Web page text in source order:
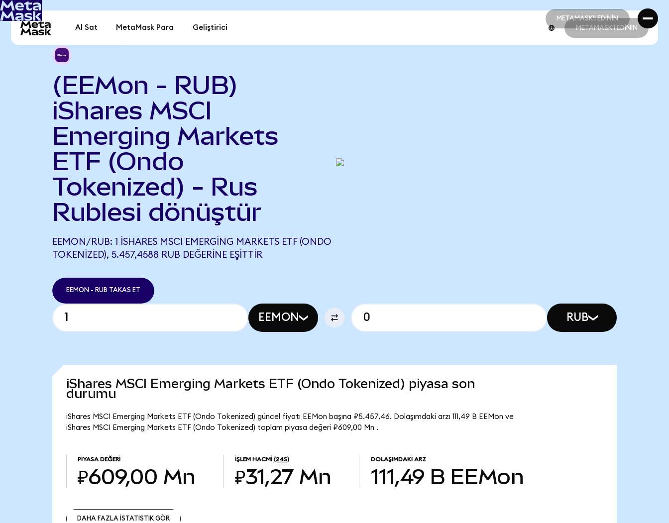
METAMASK'I EDİNİN
METAMASK'I EDİNİN
Al Sat MetaMask Para Geliştirici METAMASK'I EDİNİN
(EEMon - RUB)
iShares MSCI
Emerging Markets
ETF (Ondo
Tokenized) - Rus
Rublesi dönüştür
EEMON/RUB: 1 ISHARES MSCI EMERGING MARKETS ETF (ONDO
TOKENIZED), 5.457,4588 RUB DEĞERINE EŞITTIR
EEMON - RUB TAKAS ET
EEMON RUB
iShares MSCI Emerging Markets ETF (Ondo Tokenized) piyasa son
durumu
iShares MSCI Emerging Markets ETF (Ondo Tokenized) güncel fiyatı EEMon başına ₽5.457,46. Dolaşımdaki arzı 111,49 B EEMon ve
iShares MSCI Emerging Markets ETF (Ondo Tokenized) toplam piyasa değeri ₽609,00 Mn .
PIYASA DEĞERI
₽609,00 Mn
İŞLEM HACMI (24S)
₽31,27 Mn
DOLAŞIMDAKI ARZ
111,49 B EEMon
DAHA FAZLA İSTATİSTİK GÖR